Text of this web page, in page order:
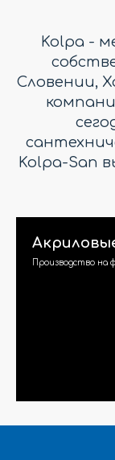
Kolpa -
Словении,
Kolpa-San
Производство на